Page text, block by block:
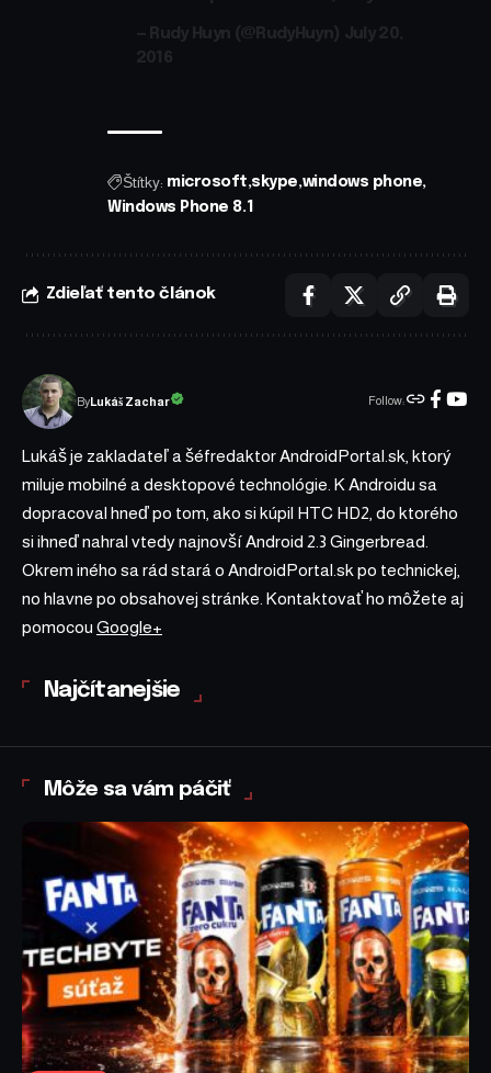
Štítky: microsoft skype windows phone
Windows Phone 8.1
Zdieľať tento článok
ByLukáš Zachar Follow:
Lukáš je zakladateľ a šéfredaktor AndroidPortal.sk, ktorý
miluje mobilné a desktopové technológie. K Androidu sa
dopracoval hneď po tom, ako si kúpil HTC HD2, do ktorého
si ihneď nahral vtedy najnovší Android 2.3 Gingerbread.
Okrem iného sa rád stará o AndroidPortal.sk po technickej,
no hlavne po obsahovej stránke. Kontaktovať ho môžete aj
pomocou Google+
Najčítanejšie
Môže sa vám páčiť